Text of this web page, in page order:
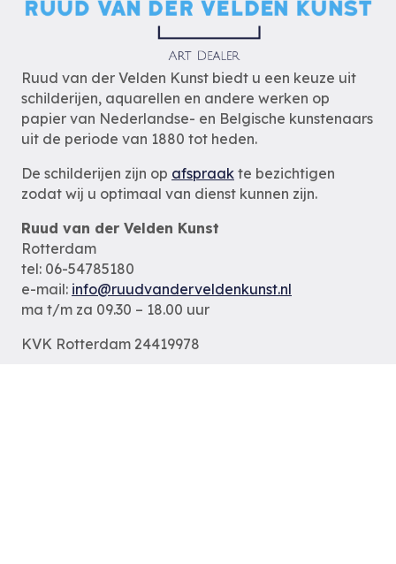
Ruud van der Velden Kunst biedt u een keuze uit
schilderijen, aquarellen en andere werken op
papier van Nederlandse- en Belgische kunstenaars
uit de periode van 1880 tot heden.
De schilderijen zijn op afspraak te bezichtigen
zodat wij u optimaal van dienst kunnen zijn.
Ruud van der Velden Kunst
Rotterdam
tel: 06-54785180
e-mail: info@ruudvanderveldenkunst.nl
ma t/m za 09.30 – 18.00 uur
KVK Rotterdam 24419978